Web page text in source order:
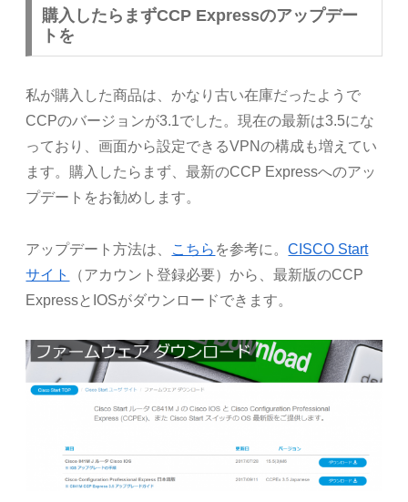
購入したらまずCCP Expressのアップデー
トを
私が購入した商品は、かなり古い在庫だったようで
CCPのバージョンが3.1でした。現在の最新は3.5にな
っており、画面から設定できるVPNの構成も増えてい
ます。購入したらまず、最新のCCP Expressへのアッ
プデートをお勧めします。
アップデート方法は、 こちら を参考に。CISCO Start
サイト
（アカウント登録必要）から、最新版のCCP
ExpressとIOSがダウンロードできます。